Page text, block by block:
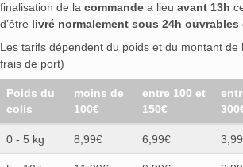
finalisation de la commande a lieu avant 13h
d’être livré normalement sous 24h
Les tarifs dépendent du poids et du montant de
frais de port)
Poids du
colis
moins de
100€
entre 100 et
150€
0 - 5 kg 8,99€ 6,99€